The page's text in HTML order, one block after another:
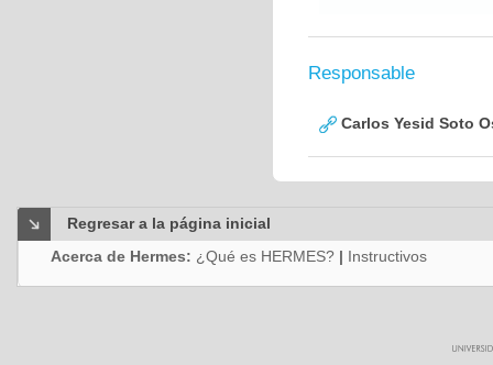
Responsable
Carlos Yesid Soto
Regresar a la página inicial
Acerca de Hermes: ¿Qué es HERMES? | Instructivos